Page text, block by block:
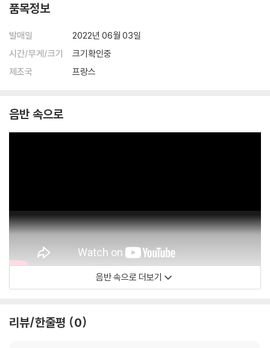
닐은 품질보증대상이 아닙니다.
4) 디지털 다운로드 코드는 본사에서 공지 없이 증정 종료될 수 있습니다.
※ 재생 불량
수 있습니다.
기기 문제로 인해 발생하는 재생 불량 현상에 대해서는 반품/교환이 불가
※ 디스크 외관 불량
1) 열을 가하여 제작하는 바이닐 공정 특성상 디스크 표면이 미세하게 울
렁거리거나 휘어지는 경우가 있습니다.
재생이 불안정한 경우 스태빌라이저를 사용하시면 좀 더 안정적인 재생이
2) 재생 음역의 왜곡을 최소화 하고 반복 재생시에도 최대한 일관되게 유
블 스핀들에 맞지 않는 경우에는 전용 제품 등을 이용하여 센터 홀을 조정
품목정보
발매일
2022년 06월 03일
시간/무게/크기
크기확인중
제조국
프랑스
음반 속으로
미러볼 뮤직 - Mirrorball Music
음반 속으로 더보기
리뷰/한줄평 0